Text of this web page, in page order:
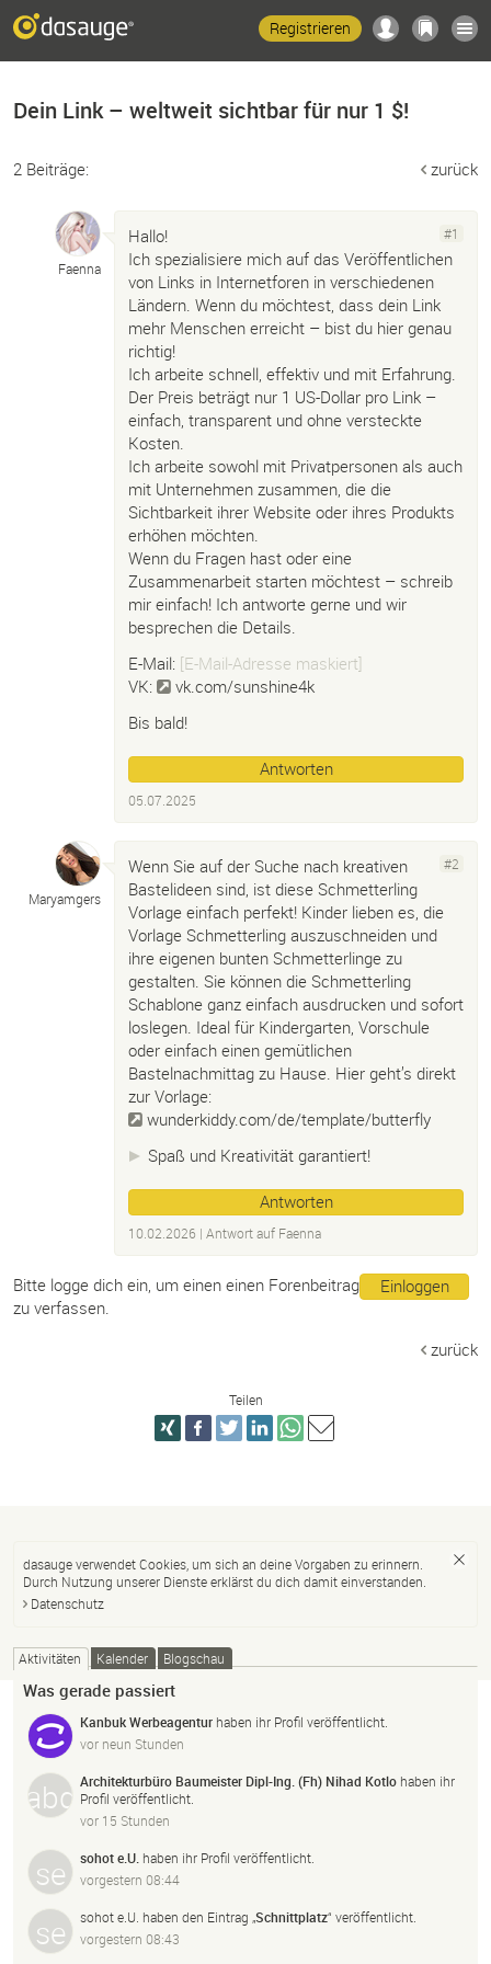
Registrieren
Dein Link – weltweit sichtbar für nur 1 $!
2 Beiträge: zurück
Faenna
#1
Hallo!
Ich spezialisiere mich auf das Veröffentlichen
von Links in Internetforen in verschiedenen
Ländern. Wenn du möchtest, dass dein Link
mehr Menschen erreicht – bist du hier genau
richtig!
Ich arbeite schnell, effektiv und mit Erfahrung.
Der Preis beträgt nur 1 US-Dollar pro Link –
einfach, transparent und ohne versteckte
Kosten.
Ich arbeite sowohl mit Privatpersonen als auch
mit Unternehmen zusammen, die die
Sichtbarkeit ihrer Website oder ihres Produkts
erhöhen möchten.
Wenn du Fragen hast oder eine
Zusammenarbeit starten möchtest – schreib
mir einfach! Ich antworte gerne und wir
besprechen die Details.
E-Mail: [E-Mail-Adresse maskiert]
VK:
vk.com/sunshine4k
Bis bald!
Antworten
05.07.2025
Maryamgers
#2
Wenn Sie auf der Suche nach kreativen
Bastelideen sind, ist diese Schmetterling
Vorlage einfach perfekt! Kinder lieben es, die
Vorlage Schmetterling auszuschneiden und
ihre eigenen bunten Schmetterlinge zu
gestalten. Sie können die Schmetterling
Schablone ganz einfach ausdrucken und sofort
loslegen. Ideal für Kindergarten, Vorschule
oder einfach einen gemütlichen
Bastelnachmittag zu Hause. Hier geht’s direkt
zur Vorlage:
wunderkiddy.com/de/template/butterfly
Spaß und Kreativität garantiert!
Antworten
10.02.2026 | Antwort auf Faenna
Einloggen
Bitte logge dich ein, um einen einen Forenbeitrag
zu verfassen.
zurück
Teilen
dasauge verwendet Cookies, um sich an deine Vorgaben zu erinnern.
Durch Nutzung unserer Dienste erklärst du dich damit einverstanden.
Datenschutz
Aktivitäten Kalender Blogschau
Was gerade passiert
Kanbuk Werbeagentur haben ihr Profil veröffentlicht.
vor neun Stunden
Architekturbüro Baumeister Dipl-Ing. (Fh) Nihad Kotlo haben ihr
Profil veröffentlicht.
vor 15 Stunden
sohot e.U. haben ihr Profil veröffentlicht.
vorgestern 08:44
sohot e.U. haben den Eintrag „Schnittplatz“ veröffentlicht.
vorgestern 08:43